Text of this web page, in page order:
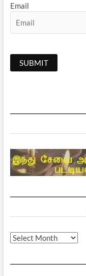
Email
முந்தைய